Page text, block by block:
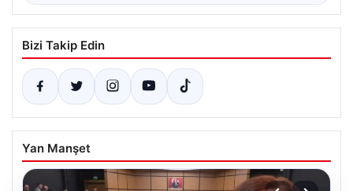
Bizi Takip Edin
Yan Manşet